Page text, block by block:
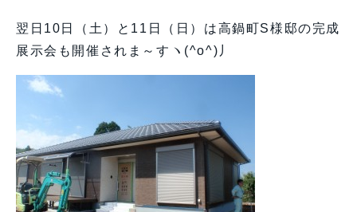
翌日10日（土）と11日（日）は高鍋町S様邸の完成
展示会も開催されま～すヽ(^o^)丿